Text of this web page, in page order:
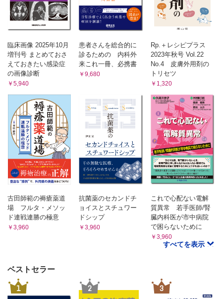
臨床画像 2025年10月
増刊号 まとめておさ
えておきたい感染症
の画像診断
￥5,940
患者さんを総合的に
診るための 内科外
来これ一冊、必携書
￥9,680
Rp.＋レシピプラス
2023年秋号 Vol.22
No.4 皮膚外用剤の
トリセツ
￥1,320
古田師範の褥瘡薬道
場 フルタ・メソッ
ド連戦連勝の極意
￥3,960
抗菌薬のセカンドチ
ョイスとスチュワー
ドシップ
￥3,960
これで心配ない電解
質異常 若手医師/腎
臓内科医が市中病院
で困らないために
￥3,960
すべてを表示
ベストセラー
1 2 3